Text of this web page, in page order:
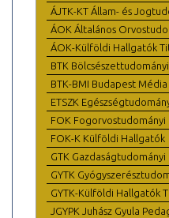
ÁJTK-KT Állam- és
ÁOK Általános
ÁOK-Külföldi Hallgatók
BTK
BTK-BMI Budapest
ETSZK
FOK Fogorvostudományi
FOK-K Külföldi Hallgatók
GTK Gazdaságtudományi
GYTK
GYTK-Külföldi Hallgatók
JGYPK Juhász Gyula